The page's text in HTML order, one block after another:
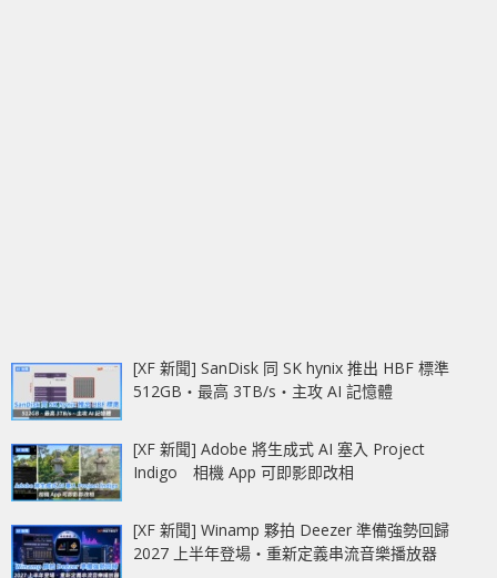
[XF 新聞] SanDisk 同 SK hynix 推出 HBF 標準
512GB‧最高 3TB/s‧主攻 AI 記憶體
[XF 新聞] Adobe 將生成式 AI 塞入 Project
Indigo 相機 App 可即影即改相
[XF 新聞] Winamp 夥拍 Deezer 準備強勢回歸
2027 上半年登場‧重新定義串流音樂播放器